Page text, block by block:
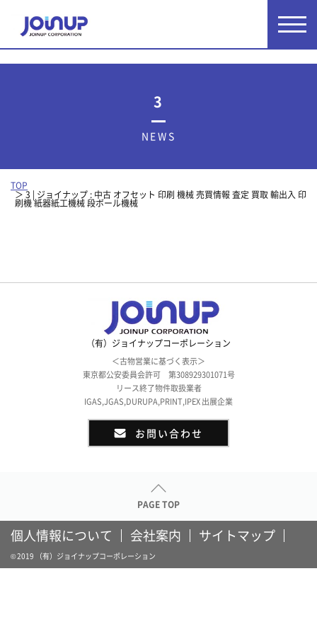
3
NEWS
TOP
3 | ジョイナップ : 中古 オフセット 印刷 機械 売買情報 査定 買取 輸出入 印
刷機 紙器紙工機械 段ボール機械
（有）ジョイナップコーポレーション
＜古物営業に基づく表示＞
東京都公安委員会許可 第308929301071号
リース終了物件取扱業者
IGAS,JGAS,DURUPA,PRINT,IPEX 出展企業
お問い合わせ
PAGE TOP
個人情報について 会社案内 サイトマップ
© 2019 （有）ジョイナップコーポレーション